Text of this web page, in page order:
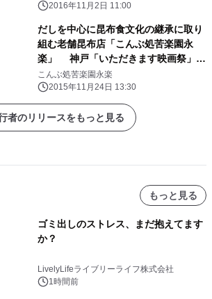
2016年11月2日 11:00
だしを中心に昆布食文化の継承に取り
組む老舗昆布店「こんぶ処苦楽園永
楽」 神戸「いただきます映画祭」に
12月5・6日参加
こんぶ処苦楽園永楽
2015年11月24日 13:30
者のリリースをもっと見る
もっと見る
ゴミ出しのストレス、まだ抱えてます
か？
LivelyLifeライブリーライフ株式会社
1時間前